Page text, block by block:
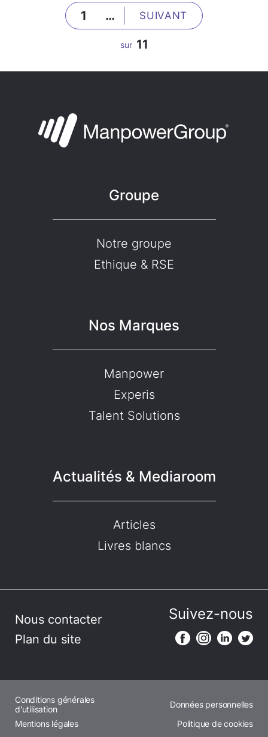
1 … SUIVANT
sur 11
Groupe
Notre groupe
Ethique & RSE
Nos Marques
Manpower
Experis
Talent Solutions
Actualités & Mediaroom
Articles
Livres blancs
Nous contacter
Plan du site
Suivez-nous
Conditions générales
d'utilisation
Données personnelles
Mentions légales
Politique de cookies